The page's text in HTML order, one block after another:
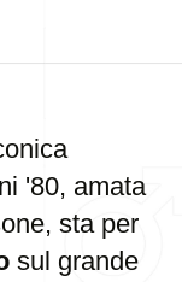
'80, amata
sta per
sul grande